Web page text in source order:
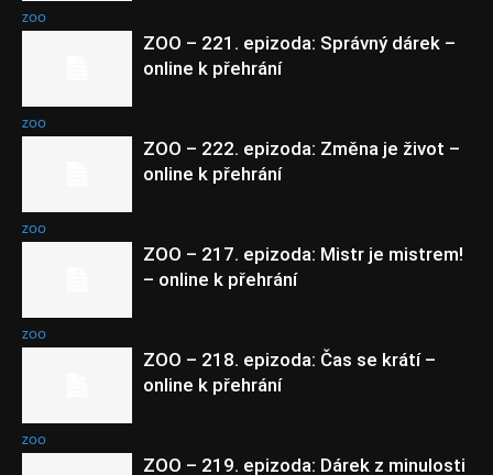
ZOO
ZOO
ZOO – 221. epizoda: Správný dárek –
online k přehrání
ZOO
ZOO – 222. epizoda: Změna je život –
online k přehrání
ZOO
ZOO – 217. epizoda: Mistr je mistrem!
– online k přehrání
ZOO
ZOO – 218. epizoda: Čas se krátí –
online k přehrání
ZOO – 219. epizoda: Dárek z minulosti